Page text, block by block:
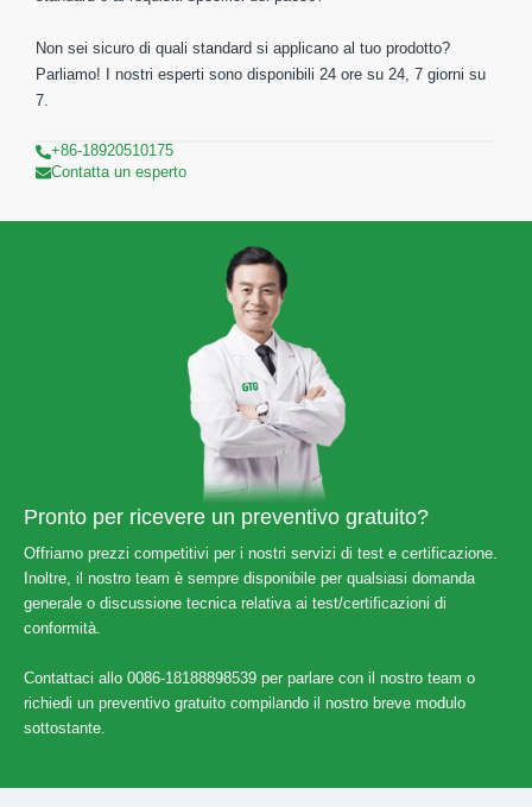
Non sei sicuro di quali standard si applicano al tuo prodotto?
Parliamo! I nostri esperti sono disponibili 24 ore su 24, 7 giorni su
7.
+86-18920510175
Contatta un esperto
Pronto per ricevere un preventivo gratuito?
Offriamo prezzi competitivi per i nostri servizi di test e certificazione.
Inoltre, il nostro team è sempre disponibile per qualsiasi domanda
generale o discussione tecnica relativa ai test/certificazioni di
conformità.
Contattaci allo 0086-18188898539 per parlare con il nostro team o
richiedi un preventivo gratuito compilando il nostro breve modulo
sottostante.